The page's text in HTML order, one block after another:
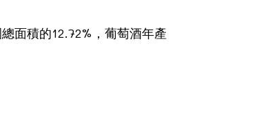
面積的12.72%，葡萄酒年產